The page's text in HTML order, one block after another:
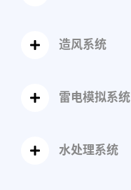
造风系统
雷电模拟系统
水处理系统